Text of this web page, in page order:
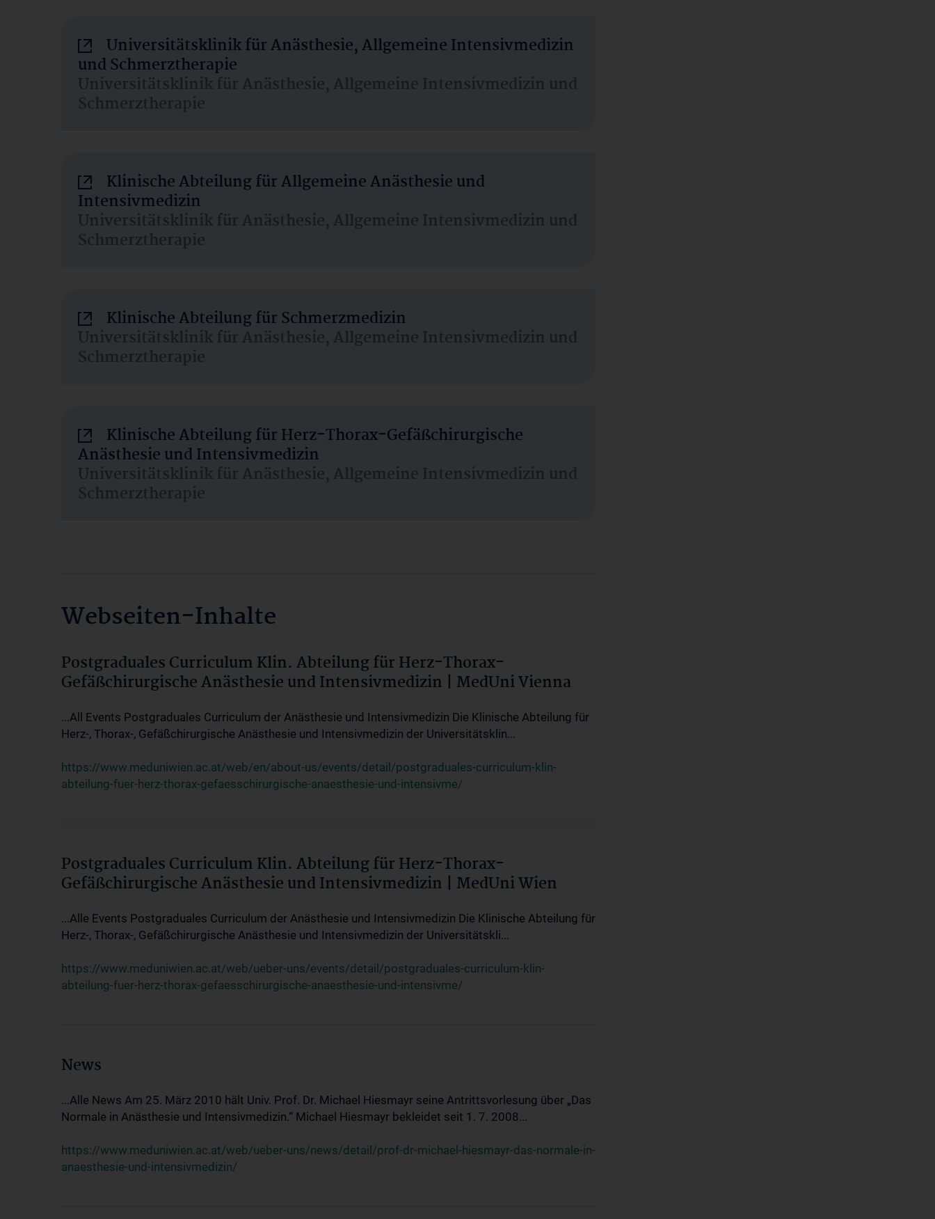
Universitätsklinik für Anästhesie, Allgemeine Intensivmedizin
und Schmerztherapie
Universitätsklinik für Anästhesie, Allgemeine Intensivmedizin und
Schmerztherapie
Klinische Abteilung für Allgemeine Anästhesie und
Intensivmedizin
Universitätsklinik für Anästhesie, Allgemeine Intensivmedizin und
Schmerztherapie
Klinische Abteilung für Schmerzmedizin
Universitätsklinik für Anästhesie, Allgemeine Intensivmedizin und
Schmerztherapie
Klinische Abteilung für Herz-Thorax-Gefäßchirurgische
Anästhesie und Intensivmedizin
Universitätsklinik für Anästhesie, Allgemeine Intensivmedizin und
Schmerztherapie
Webseiten-Inhalte
Postgraduales Curriculum Klin. Abteilung für Herz-Thorax-
Gefäßchirurgische Anästhesie und Intensivmedizin | MedUni Vienna
...All Events Postgraduales Curriculum der Anästhesie und Intensivmedizin Die Klinische Abteilung für
Herz-, Thorax-, Gefäßchirurgische Anästhesie und Intensivmedizin der Universitätsklin...
https://www.meduniwien.ac.at/web/en/about-us/events/detail/postgraduales-curriculum-klin-
abteilung-fuer-herz-thorax-gefaesschirurgische-anaesthesie-und-intensivme/
Postgraduales Curriculum Klin. Abteilung für Herz-Thorax-
Gefäßchirurgische Anästhesie und Intensivmedizin | MedUni Wien
...Alle Events Postgraduales Curriculum der Anästhesie und Intensivmedizin Die Klinische Abteilung für
Herz-, Thorax-, Gefäßchirurgische Anästhesie und Intensivmedizin der Universitätskli...
https://www.meduniwien.ac.at/web/ueber-uns/events/detail/postgraduales-curriculum-klin-
abteilung-fuer-herz-thorax-gefaesschirurgische-anaesthesie-und-intensivme/
News
...Alle News Am 25. März 2010 hält Univ. Prof. Dr. Michael Hiesmayr seine Antrittsvorlesung über „Das
Normale in Anästhesie und Intensivmedizin.“ Michael Hiesmayr bekleidet seit 1. 7. 2008...
https://www.meduniwien.ac.at/web/ueber-uns/news/detail/prof-dr-michael-hiesmayr-das-normale-in-
anaesthesie-und-intensivmedizin/